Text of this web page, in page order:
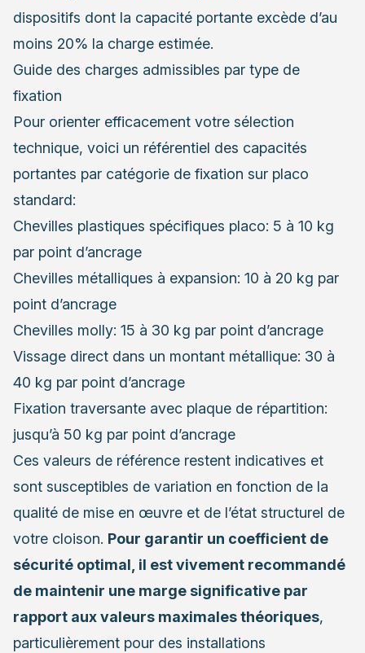
dispositifs dont la capacité portante excède d’au
moins 20% la charge estimée.
Guide des charges admissibles par type de
fixation
Pour orienter efficacement votre sélection
technique, voici un référentiel des capacités
portantes par catégorie de fixation sur placo
standard:
Chevilles plastiques spécifiques placo: 5 à 10 kg
par point d’ancrage
Chevilles métalliques à expansion: 10 à 20 kg par
point d’ancrage
Chevilles molly: 15 à 30 kg par point d’ancrage
Vissage direct dans un montant métallique: 30 à
40 kg par point d’ancrage
Fixation traversante avec plaque de répartition:
jusqu’à 50 kg par point d’ancrage
Ces valeurs de référence restent indicatives et
sont susceptibles de variation en fonction de la
qualité de mise en œuvre et de l’état structurel de
votre cloison. Pour garantir un coefficient de
sécurité optimal, il est vivement recommandé
de maintenir une marge significative par
rapport aux valeurs maximales théoriques,
particulièrement pour des installations